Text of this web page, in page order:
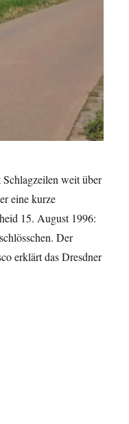
weit über
eine kurze
15. August 1996:
Der
erklärt das Dresdner
Daten“